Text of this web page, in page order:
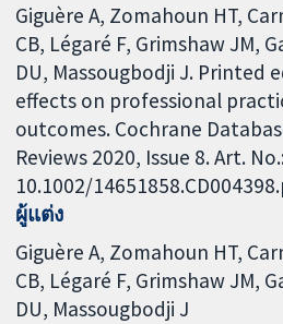
Giguère A, Zomahoun HT,
CB, Légaré F, Grimshaw JM,
DU, Massougbodji J. Printed
effects on professional
outcomes. Cochrane
Reviews 2020, Issue 8. Art.
10.1002/
ผู้แต่ง
Giguère A Zomahoun HT
CB Légaré F Grimshaw JM
DU Massougbodji J